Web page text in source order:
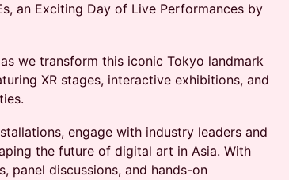
an Exciting Day of Live Performances by
we transform this iconic Tokyo landmark
XR stages, interactive exhibitions, and
engage with industry leaders and
the future of digital art in Asia. With
panel discussions, and hands-on